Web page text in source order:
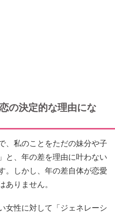
の決定的な理由にな
、私のことをただの妹分や子
と、年の差を理由に叶わない
。しかし、年の差自体が恋愛
ありません。
女性に対して「ジェネレーシ